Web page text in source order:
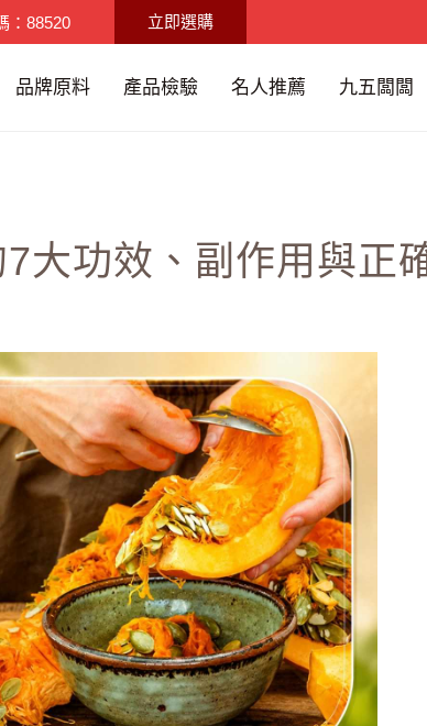
：88520
免運
立即選購
品牌原料 產品檢驗 名人推薦 九五闆闆
大功效、副作用與正